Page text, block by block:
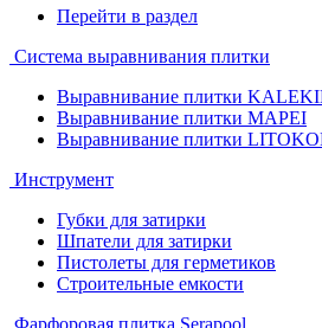
Перейти в раздел
Система выравнивания плитки
Выравнивание плитки
Выравнивание плитки MAPEI
Выравнивание плитки
Инструмент
Губки для затирки
Шпатели для затирки
Пистолеты для герметиков
Строительные емкости
Фарфоровая плитка Serapool